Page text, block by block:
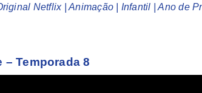
Netflix | Animação | Infantil | Ano de
Temporada 8